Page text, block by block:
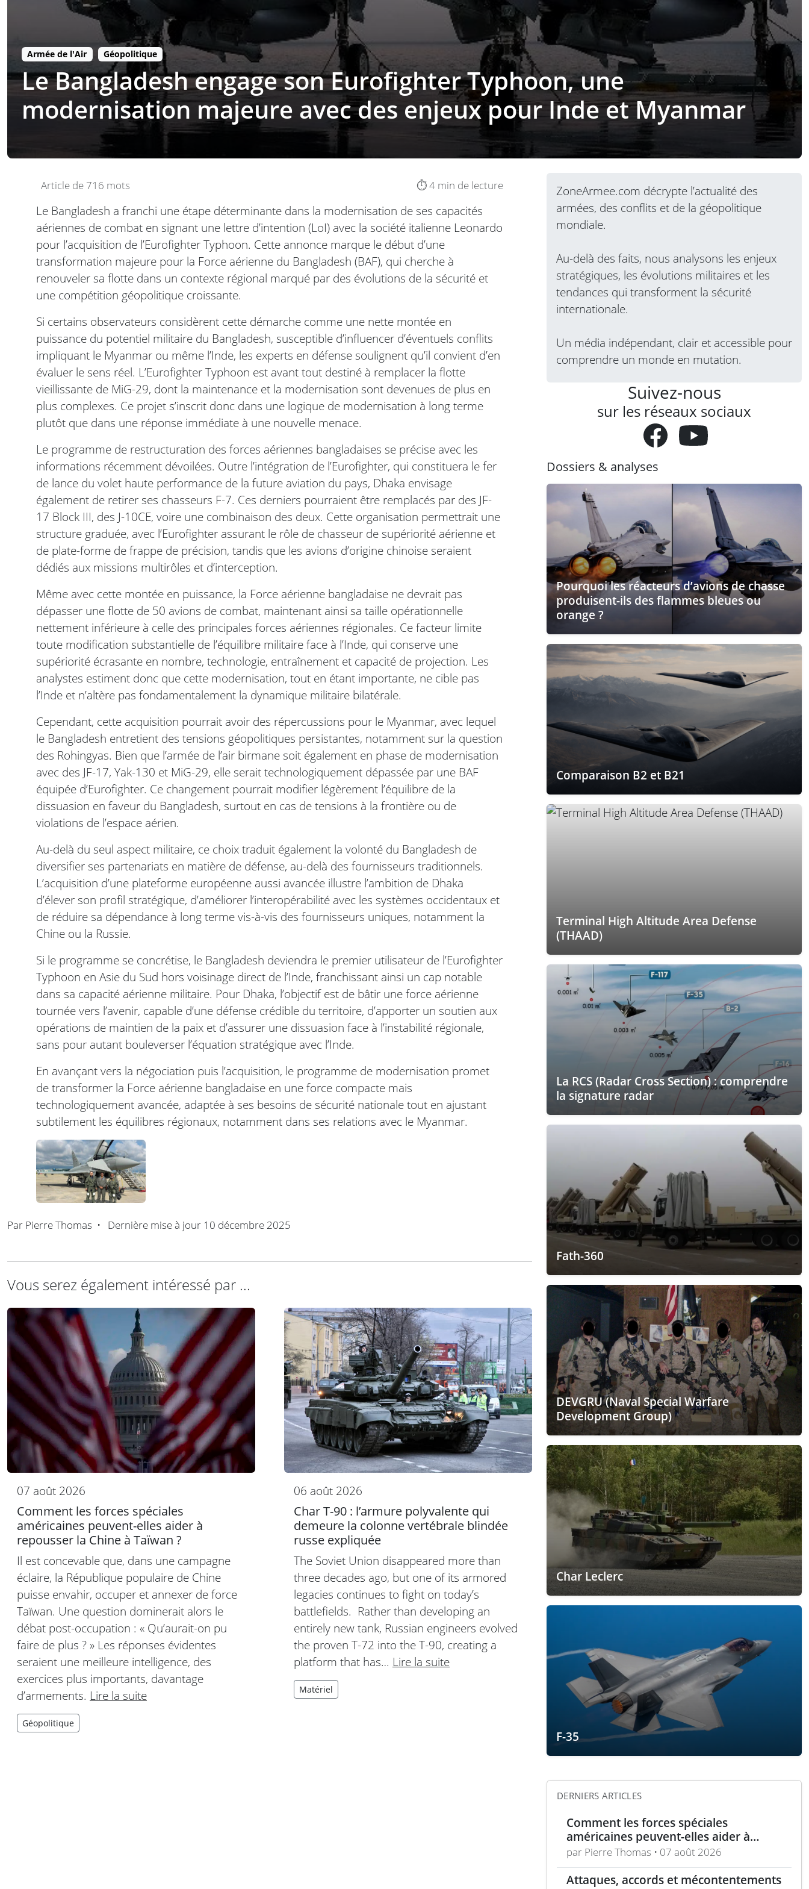
Armée de l'Air Géopolitique
Le Bangladesh engage son Eurofighter Typhoon, une
modernisation majeure avec des enjeux pour Inde et Myanmar
Article de 716 mots ⏱️ 4 min de lecture
Le Bangladesh a franchi une étape déterminante dans la modernisation de ses capacités
aériennes de combat en signant une lettre d’intention (LoI) avec la société italienne Leonardo
pour l’acquisition de l’Eurofighter Typhoon. Cette annonce marque le début d’une
transformation majeure pour la Force aérienne du Bangladesh (BAF), qui cherche à
renouveler sa flotte dans un contexte régional marqué par des évolutions de la sécurité et
une compétition géopolitique croissante.
Si certains observateurs considèrent cette démarche comme une nette montée en
puissance du potentiel militaire du Bangladesh, susceptible d’influencer d’éventuels conflits
impliquant le Myanmar ou même l’Inde, les experts en défense soulignent qu’il convient d’en
évaluer le sens réel. L’Eurofighter Typhoon est avant tout destiné à remplacer la flotte
vieillissante de MiG-29, dont la maintenance et la modernisation sont devenues de plus en
plus complexes. Ce projet s’inscrit donc dans une logique de modernisation à long terme
plutôt que dans une réponse immédiate à une nouvelle menace.
Le programme de restructuration des forces aériennes bangladaises se précise avec les
informations récemment dévoilées. Outre l’intégration de l’Eurofighter, qui constituera le fer
de lance du volet haute performance de la future aviation du pays, Dhaka envisage
également de retirer ses chasseurs F-7. Ces derniers pourraient être remplacés par des JF-
17 Block III, des J-10CE, voire une combinaison des deux. Cette organisation permettrait une
structure graduée, avec l’Eurofighter assurant le rôle de chasseur de supériorité aérienne et
de plate-forme de frappe de précision, tandis que les avions d’origine chinoise seraient
dédiés aux missions multirôles et d’interception.
Même avec cette montée en puissance, la Force aérienne bangladaise ne devrait pas
dépasser une flotte de 50 avions de combat, maintenant ainsi sa taille opérationnelle
nettement inférieure à celle des principales forces aériennes régionales. Ce facteur limite
toute modification substantielle de l’équilibre militaire face à l’Inde, qui conserve une
supériorité écrasante en nombre, technologie, entraînement et capacité de projection. Les
analystes estiment donc que cette modernisation, tout en étant importante, ne cible pas
l’Inde et n’altère pas fondamentalement la dynamique militaire bilatérale.
Cependant, cette acquisition pourrait avoir des répercussions pour le Myanmar, avec lequel
le Bangladesh entretient des tensions géopolitiques persistantes, notamment sur la question
des Rohingyas. Bien que l’armée de l’air birmane soit également en phase de modernisation
avec des JF-17, Yak-130 et MiG-29, elle serait technologiquement dépassée par une BAF
équipée d’Eurofighter. Ce changement pourrait modifier légèrement l’équilibre de la
dissuasion en faveur du Bangladesh, surtout en cas de tensions à la frontière ou de
violations de l’espace aérien.
Au-delà du seul aspect militaire, ce choix traduit également la volonté du Bangladesh de
diversifier ses partenariats en matière de défense, au-delà des fournisseurs traditionnels.
L’acquisition d’une plateforme européenne aussi avancée illustre l’ambition de Dhaka
d’élever son profil stratégique, d’améliorer l’interopérabilité avec les systèmes occidentaux et
de réduire sa dépendance à long terme vis-à-vis des fournisseurs uniques, notamment la
Chine ou la Russie.
Si le programme se concrétise, le Bangladesh deviendra le premier utilisateur de l’Eurofighter
Typhoon en Asie du Sud hors voisinage direct de l’Inde, franchissant ainsi un cap notable
dans sa capacité aérienne militaire. Pour Dhaka, l’objectif est de bâtir une force aérienne
tournée vers l’avenir, capable d’une défense crédible du territoire, d’apporter un soutien aux
opérations de maintien de la paix et d’assurer une dissuasion face à l’instabilité régionale,
sans pour autant bouleverser l’équation stratégique avec l’Inde.
En avançant vers la négociation puis l’acquisition, le programme de modernisation promet
de transformer la Force aérienne bangladaise en une force compacte mais
technologiquement avancée, adaptée à ses besoins de sécurité nationale tout en ajustant
subtilement les équilibres régionaux, notamment dans ses relations avec le Myanmar.
Par Pierre Thomas • Dernière mise à jour 10 décembre 2025
Vous serez également intéressé par ...
07 août 2026
Comment les forces spéciales
américaines peuvent-elles aider à
repousser la Chine à Taïwan ?
Il est concevable que, dans une campagne
éclaire, la République populaire de Chine
puisse envahir, occuper et annexer de force
Taïwan. Une question dominerait alors le
débat post-occupation : « Qu’aurait-on pu
faire de plus ? » Les réponses évidentes
seraient une meilleure intelligence, des
exercices plus importants, davantage
d’armements. Lire la suite
Géopolitique
06 août 2026
Char T-90 : l’armure polyvalente qui
demeure la colonne vertébrale blindée
russe expliquée
The Soviet Union disappeared more than
three decades ago, but one of its armored
legacies continues to fight on today’s
battlefields. Rather than developing an
entirely new tank, Russian engineers evolved
the proven T-72 into the T-90, creating a
platform that has… Lire la suite
Matériel
ZoneArmee.com décrypte l’actualité des
armées, des conflits et de la géopolitique
mondiale.
Au-delà des faits, nous analysons les enjeux
stratégiques, les évolutions militaires et les
tendances qui transforment la sécurité
internationale.
Un média indépendant, clair et accessible pour
comprendre un monde en mutation.
Suivez-nous
sur les réseaux sociaux
Dossiers & analyses
Pourquoi les réacteurs d’avions de chasse
produisent-ils des flammes bleues ou
orange ?
Comparaison B2 et B21
Terminal High Altitude Area Defense
(THAAD)
La RCS (Radar Cross Section) : comprendre
la signature radar
Fath-360
DEVGRU (Naval Special Warfare
Development Group)
Char Leclerc
F-35
DERNIERS ARTICLES
Comment les forces spéciales
américaines peuvent-elles aider à
repousser la Chine à Taïwan ?
par Pierre Thomas • 07 août 2026
Attaques, accords et mécontentements